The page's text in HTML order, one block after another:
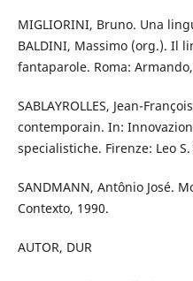
MIGLIORINI, Bruno. Una
BALDINI, Massimo (org.). Il
fantaparole. Roma:
SABLAYROLLES, Jean-
contemporain. In:
specialistiche. Firenze: Leo
SANDMANN, Antônio José.
Contexto, 1990.
AUTOR, DUR